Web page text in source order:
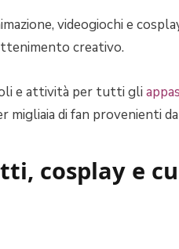
videogiochi e
creativo.
e attività per tutti gli
di fan provenienti
cosplay e